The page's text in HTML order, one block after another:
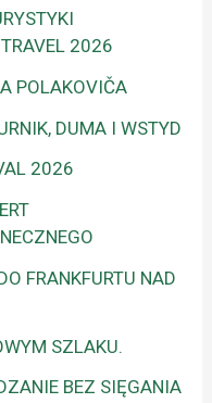
2026
POLAKOVIČA
DUMA I WSTYD
2026
FRANKFURTU NAD
SZLAKU.
BEZ SIĘGANIA